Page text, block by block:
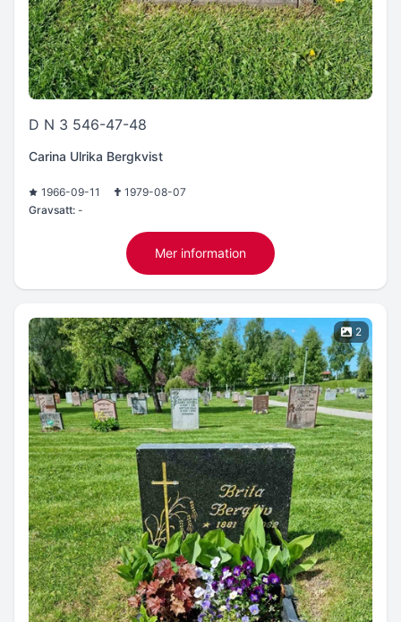
D N 3 546-47-48
Carina Ulrika Bergkvist
1966-09-11
1979-08-07
Gravsatt: -
Mer information
2